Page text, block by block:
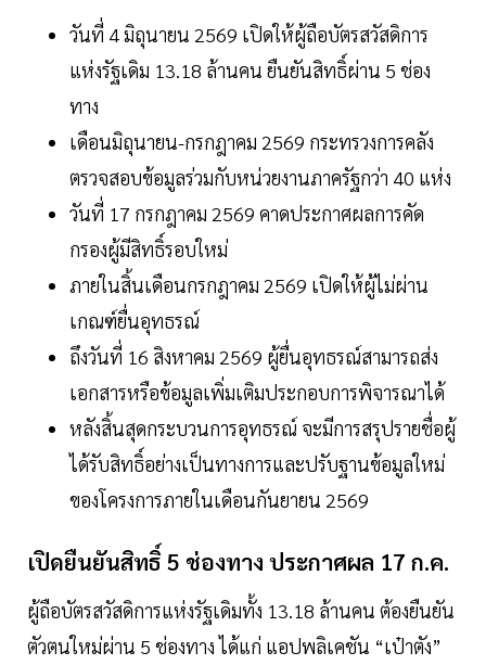
วันที่ 4 มิถุนายน 2569 เปิดให้ผู้ถือบัตรสวัสดิการ
แห่งรัฐเดิม 13.18 ล้านคน ยืนยันสิทธิ์ผ่าน 5 ช่อง
ทาง
เดือนมิถุนายน-กรกฎาคม 2569 กระทรวงการคลัง
ตรวจสอบข้อมูลร่วมกับหน่วยงานภาครัฐกว่า 40 แห่ง
วันที่ 17 กรกฎาคม 2569 คาดประกาศผลการคัด
กรองผู้มีสิทธิ์รอบใหม่
ภายในสิ้นเดือนกรกฎาคม 2569 เปิดให้ผู้ไม่ผ่าน
เกณฑ์ยื่นอุทธรณ์
ถึงวันที่ 16 สิงหาคม 2569 ผู้ยื่นอุทธรณ์สามารถส่ง
เอกสารหรือข้อมูลเพิ่มเติมประกอบการพิจารณาได้
หลังสิ้นสุดกระบวนการอุทธรณ์ จะมีการสรุปรายชื่อผู้
ได้รับสิทธิ์อย่างเป็นทางการและปรับฐานข้อมูลใหม่
ของโครงการภายในเดือนกันยายน 2569
เปิดยืนยันสิทธิ์ 5 ช่องทาง ประกาศผล 17 ก.ค.
ผู้ถือบัตรสวัสดิการแห่งรัฐเดิมทั้ง 13.18 ล้านคน ต้องยืนยัน
ตัวตนใหม่ผ่าน 5 ช่องทาง ได้แก่ แอปพลิเคชัน “เป๋าตัง”